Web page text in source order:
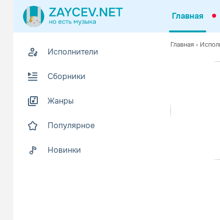
Главная
Исполнители
Сборники
Жанры
Популярное
Новинки
Главная ›
Alpha-